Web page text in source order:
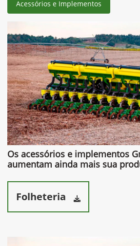
Solicitar proposta
Anterior
Contato
(34) 3616-1000
Whatsapp
(34) 3291-1200